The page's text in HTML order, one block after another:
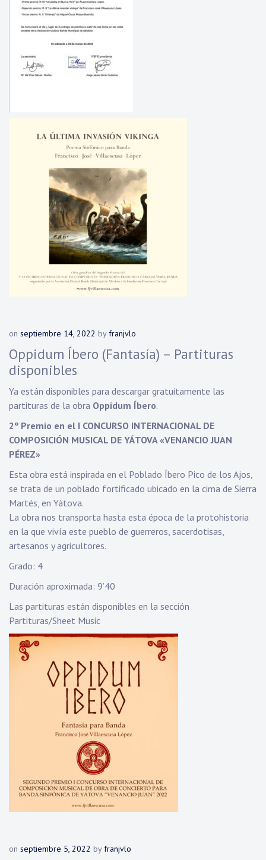
on septiembre 14, 2022 byfranjvlo
Oppidum Íbero (Fantasía) – Partituras
disponibles
Ya están disponibles para descargar gratuitamente las
partituras de la obra Oppidum Íbero.
2º Premio en el I CONCURSO INTERNACIONAL DE
COMPOSICIÓN MUSICAL DE YÁTOVA «VENANCIO JUAN
PÉREZ»
Esta obra está inspirada en el Poblado Íbero Pico de los Ajos,
se trata de un poblado fortificado ubicado en la cima de Sierra
Martés, en Yátova.
La obra nos transporta hasta esta época de la protohistoria
en la que vivía este pueblo de guerreros, sacerdotisas,
artesanos y agricultores.
Grado: 4
Duración aproximada: 9’40
Las partituras están disponibles en la sección
Partituras/Sheet Music
on septiembre 5, 2022 byfranjvlo